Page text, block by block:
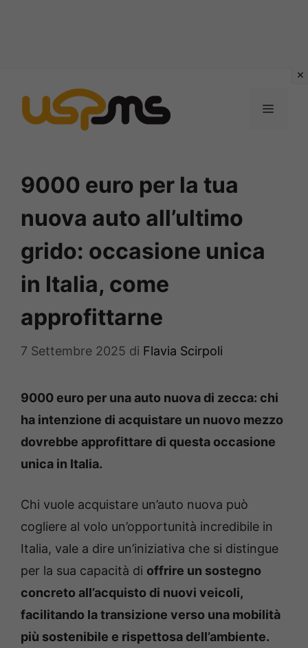
contenuto
MENU
9000 euro per la tua
nuova auto all’ultimo
grido: occasione unica
in Italia, come
approfittarne
7 Settembre 2025 di Flavia Scirpoli
9000 euro per una auto nuova di zecca: chi
ha intenzione di acquistare un nuovo mezzo
dovrebbe approfittare di questa occasione
unica in Italia.
Chi vuole acquistare un’auto nuova può
cogliere al volo un’opportunità incredibile in
Italia, vale a dire un’iniziativa che si distingue
per la sua capacità di offrire un sostegno
concreto all’acquisto di nuovi veicoli,
facilitando la transizione verso una mobilità
più sostenibile e rispettosa dell’ambiente.